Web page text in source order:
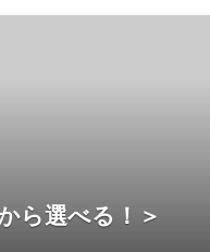
ら選べる！＞